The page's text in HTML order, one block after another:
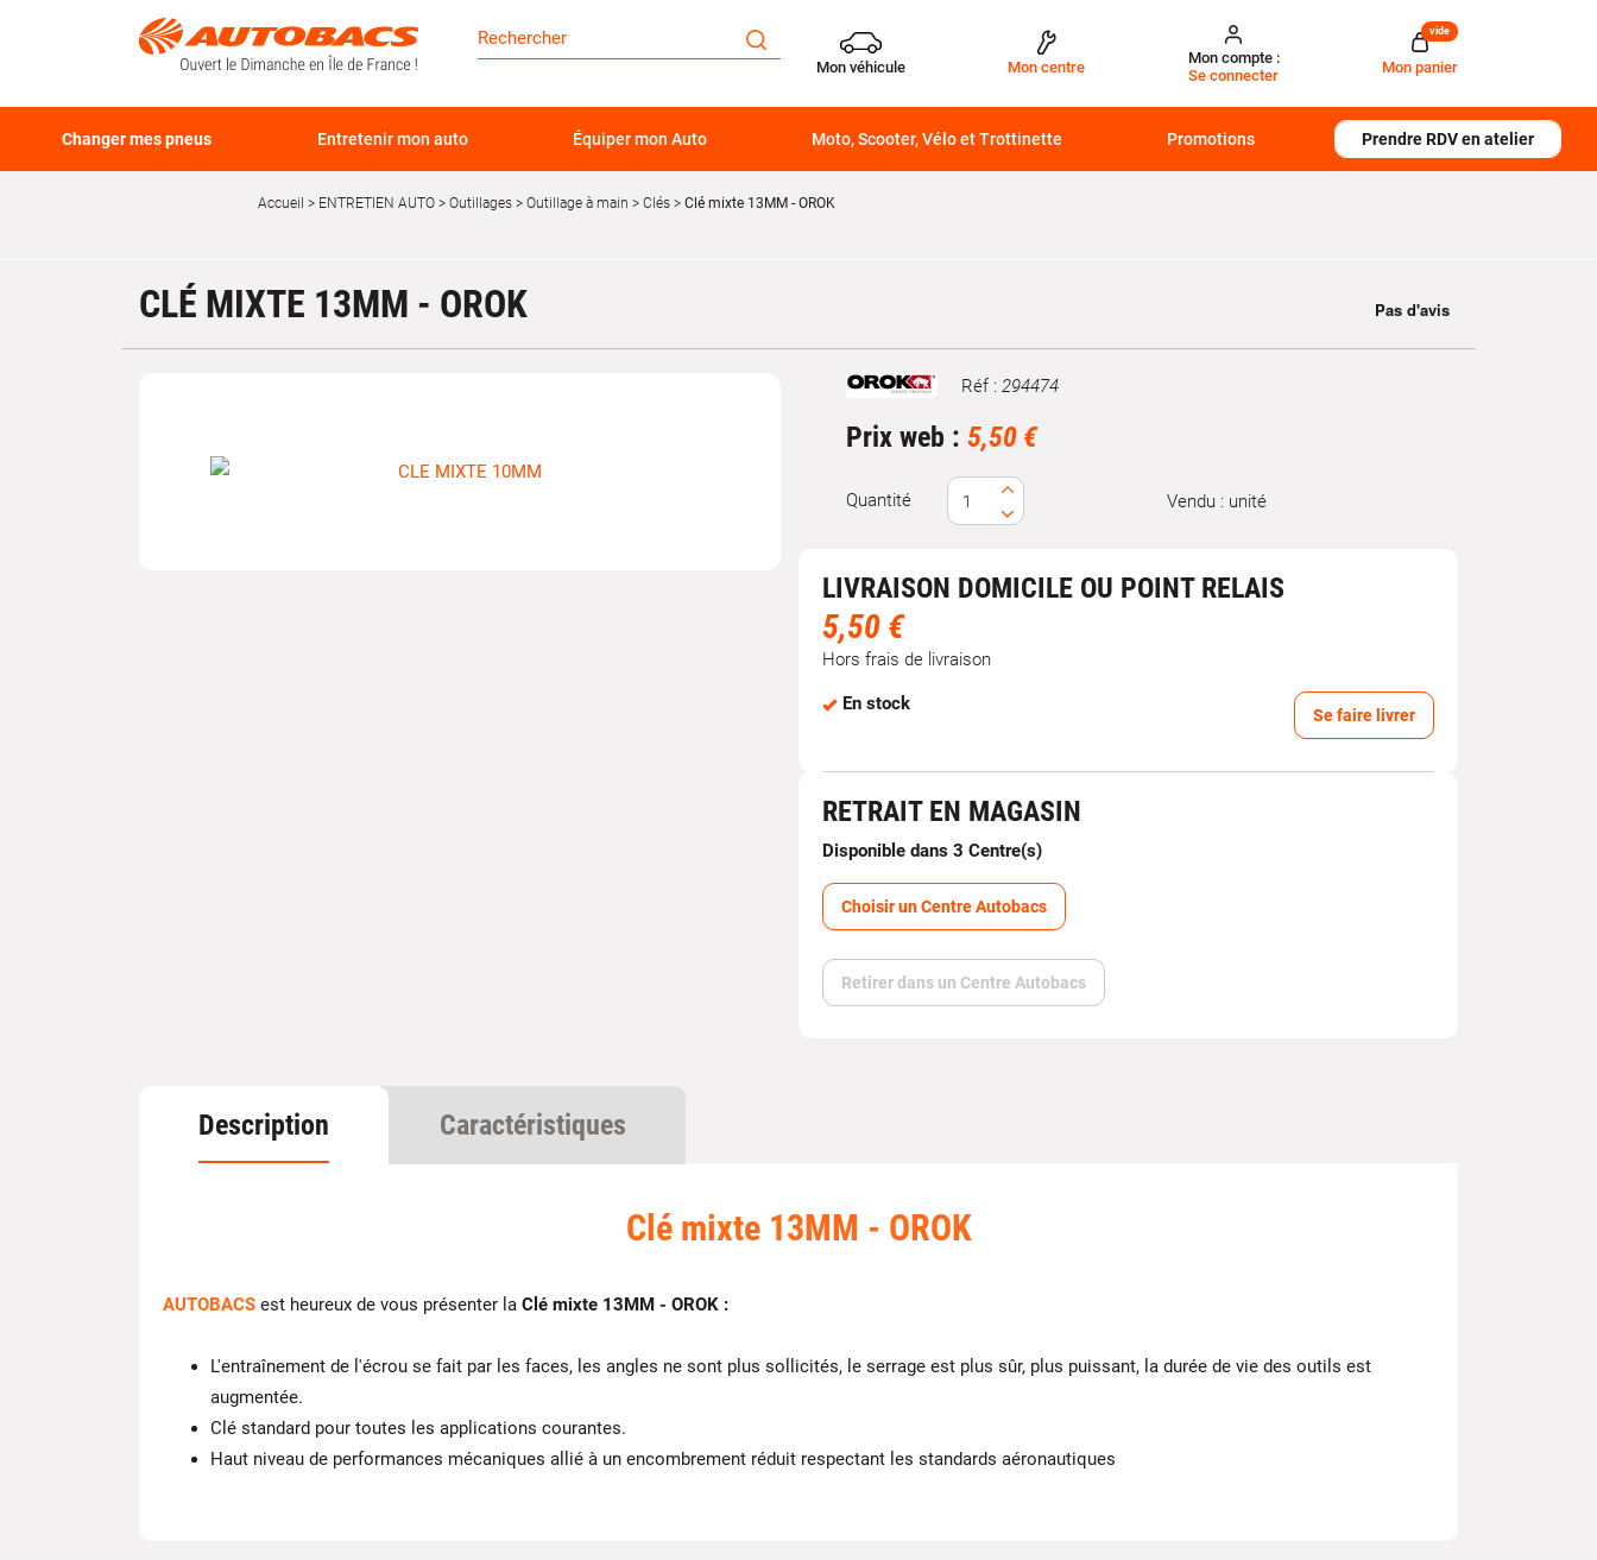
Mon véhicule Mon centre
Mon compte :
Se connecter
Mon panier
vide
Changer mes pneus Entretenir mon auto Équiper mon Auto Moto, Scooter, Vélo et Trottinette Promotions Prendre RDV en atelier
Accueil ENTRETIEN AUTO Outillages Outillage à main Clés Clé mixte 13MM - OROK
CLÉ MIXTE 13MM - OROK
Marque Réf : 294474
Prix web : 5,50 €
Quantité Vendu : unité
LIVRAISON DOMICILE OU POINT RELAIS
5,50 €
Hors frais de livraison
En stock
Se faire livrer
RETRAIT EN MAGASIN
Disponible dans 3 Centre(s)
Choisir un Centre Autobacs
Retirer dans un Centre Autobacs
Description Caractéristiques
Clé mixte 13MM - OROK
AUTOBACS est heureux de vous présenter la Clé mixte 13MM - OROK :
L'entraînement de l'écrou se fait par les faces, les angles ne sont plus sollicités, le serrage est plus sûr, plus puissant, la durée de vie des outils est
augmentée.
Clé standard pour toutes les applications courantes.
Haut niveau de performances mécaniques allié à un encombrement réduit respectant les standards aéronautiques